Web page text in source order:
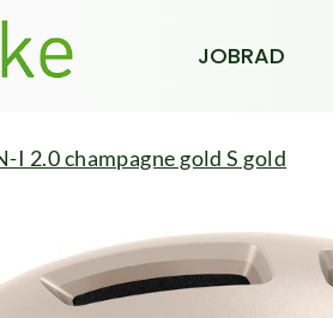
JOBRAD
I 2.0 champagne gold S gold